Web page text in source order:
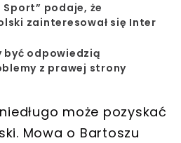
podaje, że
zainteresował się Inter
być odpowiedzią
z prawej strony
może pozyskać
Mowa o Bartoszu